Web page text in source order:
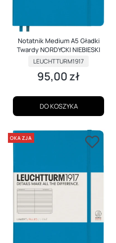
Notatnik Medium A5 Gładki
Twardy NORDYCKI NIEBIESKI
PRODUCENT
LEUCHTTURM1917
Cena
95,00 zł
DO KOSZYKA
OKAZJA